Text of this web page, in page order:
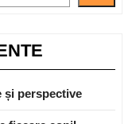
și perspective